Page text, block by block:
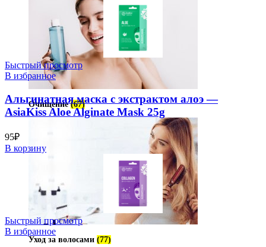
Очищение(67)
Уход за волосами (77)
Быстрый просмотр
В избранное
Альгинатная маска с экстрактом алоэ —
AsiaKiss Aloe Alginate Mask 25g
95₽
В корзину
Быстрый просмотр
В избранное